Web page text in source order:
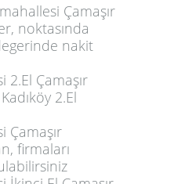
Çamaşır
noktasında
nakit
2.El Çamaşır
2.El
Çamaşır
firmaları